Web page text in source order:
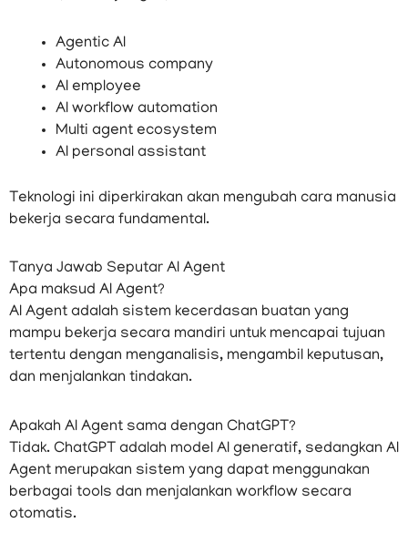
Agentic AI
Autonomous company
AI employee
AI workflow automation
Multi agent ecosystem
AI personal assistant
Teknologi ini diperkirakan akan mengubah cara manusia
bekerja secara fundamental.
Tanya Jawab Seputar AI Agent
Apa maksud AI Agent?
AI Agent adalah sistem kecerdasan buatan yang
mampu bekerja secara mandiri untuk mencapai tujuan
tertentu dengan menganalisis, mengambil keputusan,
dan menjalankan tindakan.
Apakah AI Agent sama dengan ChatGPT?
Tidak. ChatGPT adalah model AI generatif, sedangkan AI
Agent merupakan sistem yang dapat menggunakan
berbagai tools dan menjalankan workflow secara
otomatis.